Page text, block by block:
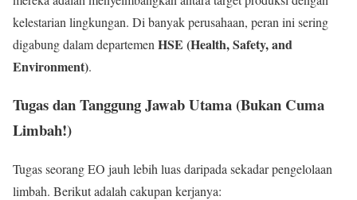
kelestarian lingkungan. Di banyak perusahaan, peran ini sering
digabung dalam departemen HSE (Health, Safety, and
Environment).
Tugas dan Tanggung Jawab Utama (Bukan Cuma
Limbah!)
Tugas seorang EO jauh lebih luas daripada sekadar pengelolaan
limbah. Berikut adalah cakupan kerjanya: